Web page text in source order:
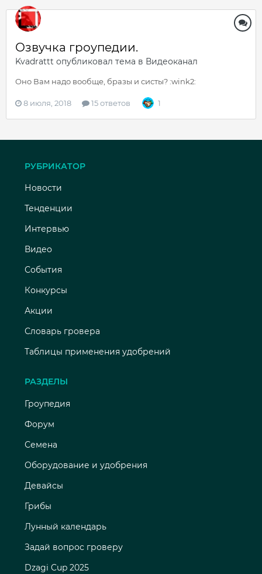
Озвучка гроупедии.
Kvadrattt опубликовал тема в Видеоканал
Оно Вам надо вообще, бразы и систы? :wink2:
8 июля, 2018 15 ответов 1
РУБРИКАТОР
Новости
Тенденции
Интервью
Видео
События
Конкурсы
Акции
Словарь гровера
Таблицы применения удобрений
РАЗДЕЛЫ
Гроупедия
Форум
Семена
Оборудование и удобрения
Девайсы
Грибы
Лунный календарь
Задай вопрос гроверу
Dzagi Cup 2025